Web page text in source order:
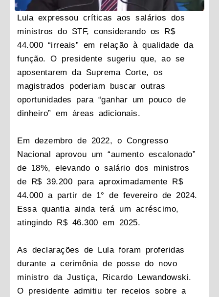
Lula expressou críticas aos salários dos
ministros do STF, considerando os R$
44.000 “irreais” em relação à qualidade da
função. O presidente sugeriu que, ao se
aposentarem da Suprema Corte, os
magistrados poderiam buscar outras
oportunidades para “ganhar um pouco de
dinheiro” em áreas adicionais.
Em dezembro de 2022, o Congresso
Nacional aprovou um “aumento escalonado”
de 18%, elevando o salário dos ministros
de R$ 39.200 para aproximadamente R$
44.000 a partir de 1° de fevereiro de 2024.
Essa quantia ainda terá um acréscimo,
atingindo R$ 46.300 em 2025.
As declarações de Lula foram proferidas
durante a cerimônia de posse do novo
ministro da Justiça, Ricardo Lewandowski.
O presidente admitiu ter receios sobre a